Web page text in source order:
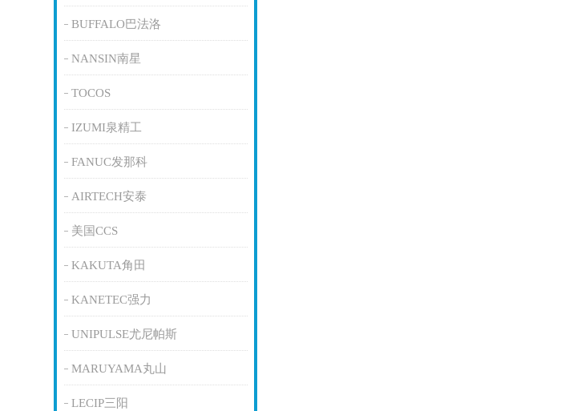
BUFFALO巴法洛
NANSIN南星
TOCOS
IZUMI泉精工
FANUC发那科
AIRTECH安泰
美国CCS
KAKUTA角田
KANETEC强力
UNIPULSE尤尼帕斯
MARUYAMA丸山
LECIP三阳